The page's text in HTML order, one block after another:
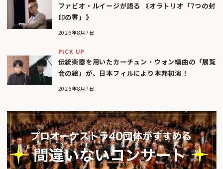
ファビオ・ルイージが語る 《オラトリオ「7つの封
印の書」》
2026年8月7日
PICK UP
伝統楽器を用いたカーチュン・ウォン編曲の「展覧
会の絵」が、日本フィルにより本邦初演！
2026年8月7日